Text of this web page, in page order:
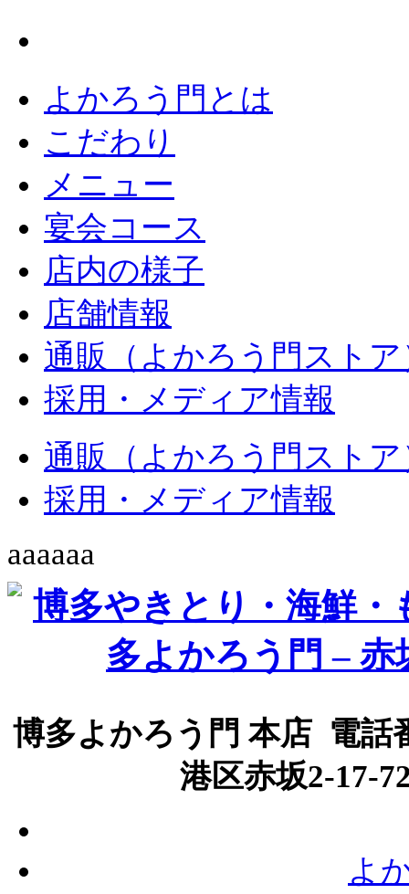
よかろう門とは
こだわり
メニュー
宴会コース
店内の様子
店舗情報
通販（よかろう門ストア
採用・メディア情報
通販（よかろう門ストア
採用・メディア情報
aaaaaa
博多よかろう門 本店 電話
港区赤坂2-17-
よ